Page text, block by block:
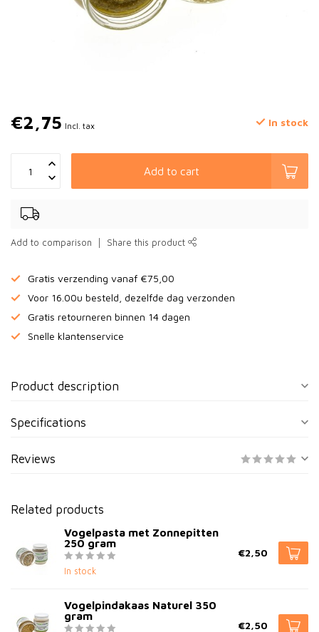
€2,75 Incl. tax In stock
Add to cart
Add to comparison Share this product
Gratis verzending vanaf €75,00
Voor 16.00u besteld, dezelfde dag verzonden
Gratis retourneren binnen 14 dagen
Snelle klantenservice
Product description
Specifications
Reviews
Related products
Vogelpasta met Zonnepitten
250 gram
In stock
€2,50
Vogelpindakaas Naturel 350
gram
€2,50